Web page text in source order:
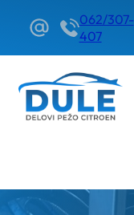
062/307-
407